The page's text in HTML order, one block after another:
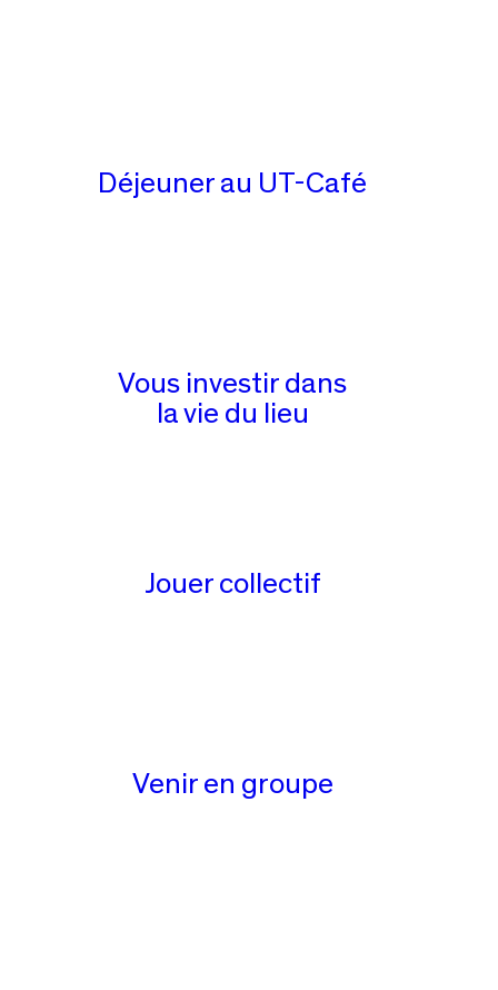
Déjeuner au UT-Café
Vous investir dans
la vie du lieu
Jouer collectif
Venir en groupe